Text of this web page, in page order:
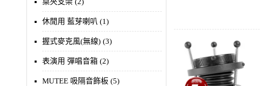
休閒用 藍芽喇叭 (1)
握式麥克風(無線) (3)
表演用 彈唱音箱 (2)
MUTEE 吸隔音飾板 (5)